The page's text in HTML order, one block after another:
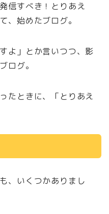
信すべき！とりあえ
、始めたブログ。
よ」とか言いつつ、影
ログ。
たときに、「とりあえ
、いくつかありまし